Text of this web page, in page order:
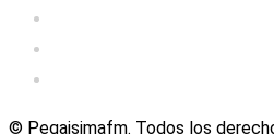
© Pegaisimafm. Todos los